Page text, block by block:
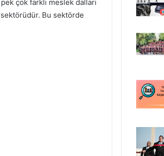
çok farklı meslek dalları
sektörüdür. Bu sektörde